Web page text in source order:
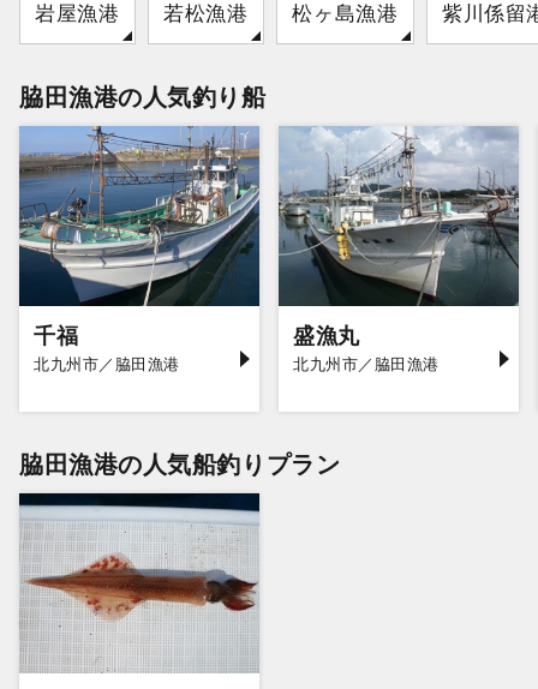
岩屋漁港 若松漁港 松ヶ島漁港 紫川係留
脇田漁港の人気釣り船
千福
北九州市／脇田漁港
盛漁丸
北九州市／脇田漁港
脇田漁港の人気船釣りプラン